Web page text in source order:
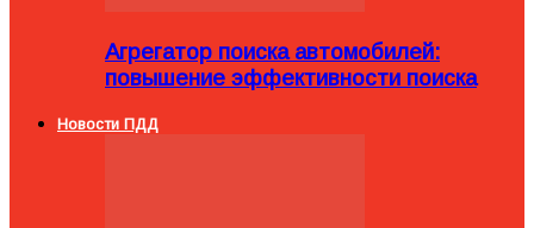
Агрегатор поиска автомобилей:
повышение эффективности поиска
Новости ПДД